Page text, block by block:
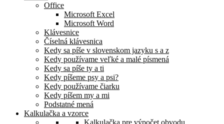
Office
Microsoft Excel
Microsoft Word
Klávesnice
Číselná klávesnica
Kedy sa píše v slovenskom jazyku s a z
Kedy používame veľké a malé písmená
Kedy sa píše ty a ti
Kedy píšeme psy a psi?
Kedy používame čiarku
Kedy píšem my a mi
Podstatné mená
Kalkulačka a vzorce
Kalkulačka pre výpočet obvodu